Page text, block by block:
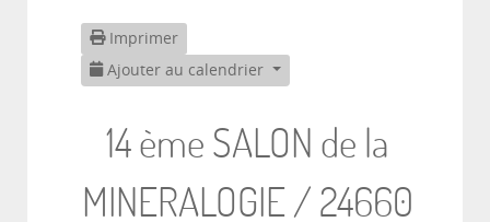
Imprimer
Ajouter au calendrier
14 ème SALON de la
MINERALOGIE / 24660